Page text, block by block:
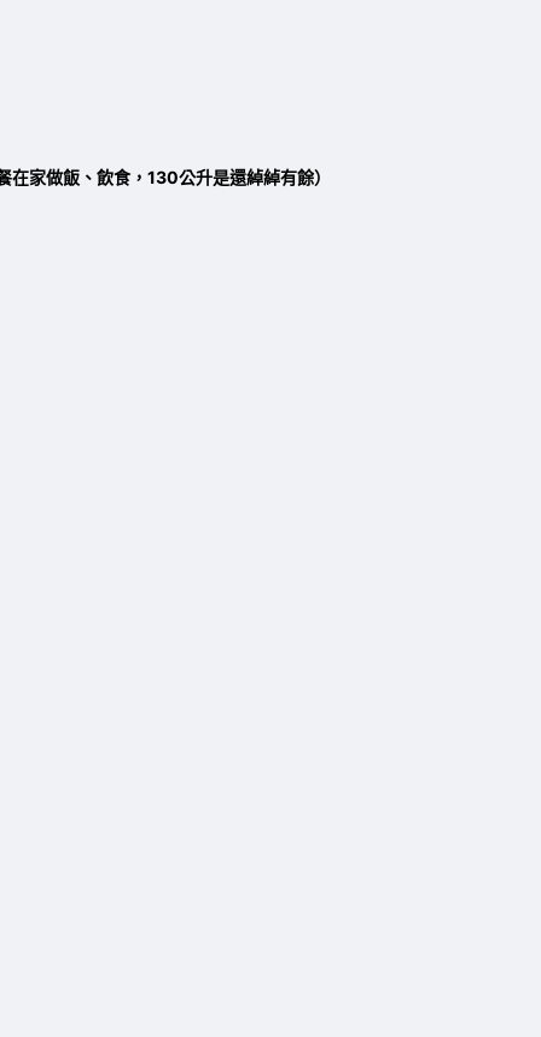
家做飯、飲食，130公升是還綽綽有餘）